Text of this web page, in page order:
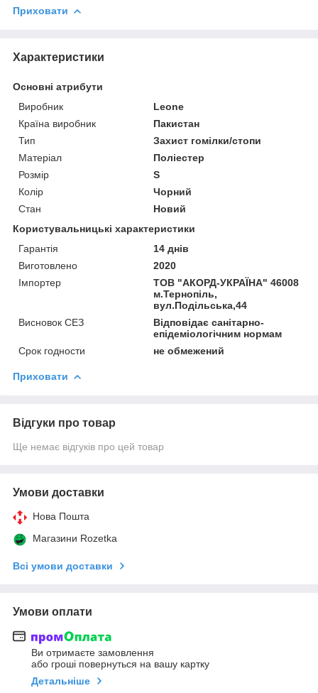
Приховати
Характеристики
Основні атрибути
Виробник
Leone
Країна виробник
Пакистан
Тип
Захист гомілки/стопи
Матеріал
Поліестер
Розмір
S
Колір
Чорний
Стан
Новий
Користувальницькі характеристики
Гарантія
14 днів
Виготовлено
2020
Імпортер
ТОВ "АКОРД-УКРАЇНА" 46008
м.Тернопіль,
вул.Подільська,44
Висновок СЕЗ
Відповідає санітарно-
епідеміологічним нормам
Срок годности
не обмежений
Приховати
Відгуки про товар
Ще немає відгуків про цей товар
Умови доставки
Нова Пошта
Магазини Rozetka
Всі умови доставки
Умови оплати
Ви отримаєте замовлення
або гроші повернуться на вашу картку
Детальніше